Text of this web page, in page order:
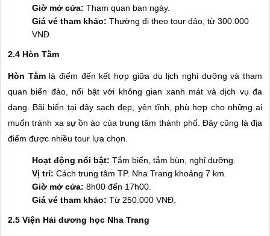
Giờ mở cửa: Tham quan ban ngày.
Giá vé tham khảo: Thường đi theo tour đảo, từ 300.000
VNĐ.
2.4 Hòn Tằm
Hòn Tằmlà điểm đến kết hợp giữa du lịch nghỉ dưỡng và tham
quan biển đảo, nổi bật với không gian xanh mát và dịch vụ đa
dạng. Bãi biển tại đây sạch đẹp, yên tĩnh, phù hợp cho những ai
muốn tránh xa sự ồn ào của trung tâm thành phố. Đây cũng là địa
điểm được nhiều tour lựa chọn.
Hoạt động nổi bật: Tắm biển, tắm bùn, nghỉ dưỡng.
Vị trí: Cách trung tâm TP. Nha Trang khoảng 7 km.
Giờ mở cửa: 8h00 đến 17h00.
Giá vé tham khảo: Từ 250.000 VNĐ.
2.5 Viện Hải dương học Nha Trang